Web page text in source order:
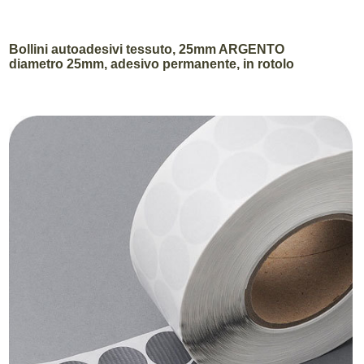
Bollini autoadesivi tessuto, 25mm ARGENTO
diametro 25mm, adesivo permanente, in rotolo